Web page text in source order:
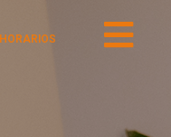
HORARIOS